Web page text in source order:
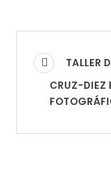
TALLER
CRUZ-DIEZ